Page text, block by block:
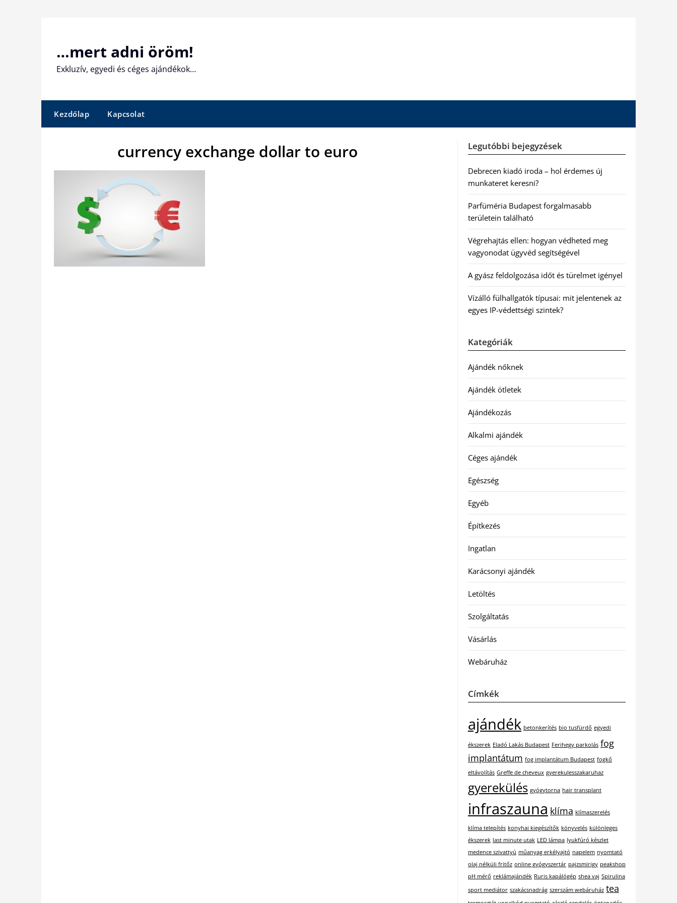
…mert adni öröm!
Exkluzív, egyedi és céges ajándékok…
Kezdőlap Kapcsolat
currency exchange dollar to euro Legutóbbi bejegyzések
Debrecen kiadó iroda – hol érdemes új
munkateret keresni?
Parfüméria Budapest forgalmasabb
területein található
Végrehajtás ellen: hogyan védheted meg
vagyonodat ügyvéd segítségével
A gyász feldolgozása időt és türelmet igényel
Vízálló fülhallgatók típusai: mit jelentenek az
egyes IP-védettségi szintek?
Kategóriák
Ajándék nőknek
Ajándék ötletek
Ajándékozás
Alkalmi ajándék
Céges ajándék
Egészség
Egyéb
Építkezés
Ingatlan
Karácsonyi ajándék
Letöltés
Szolgáltatás
Vásárlás
Webáruház
Címkék
ajándék betonkerítés bio tusfürdő egyedi
ékszerek Eladó Lakás Budapest Ferihegy parkolás fog
implantátum fog implantátum Budapest fogkő
eltávolítás Greffe de cheveux gyerekulesszakaruhaz
gyerekülés gyógytorna hair transplant
infraszauna klíma klímaszerelés
klíma telepítés konyhai kiegészítők könyvelés különleges
ékszerek last minute utak LED lámpa lyukfúró készlet
medence szivattyú műanyag erkélyajtó napelem nyomtató
olaj nélküli fritőz online gyógyszertár pajzsmirigy peakshop
pH mérő reklámajándék Ruris kapálógép shea vaj Spirulina
sport mediátor szakácsnadrág szerszám webáruház tea